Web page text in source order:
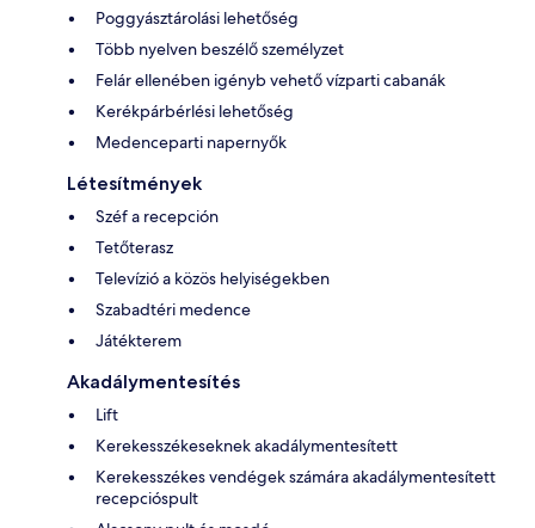
Poggyásztárolási lehetőség
Több nyelven beszélő személyzet
Felár ellenében igényb vehető vízparti cabanák
Kerékpárbérlési lehetőség
Medenceparti napernyők
Létesítmények
Széf a recepción
Tetőterasz
Televízió a közös helyiségekben
Szabadtéri medence
Játékterem
Akadálymentesítés
Lift
Kerekesszékeseknek akadálymentesített
Kerekesszékes vendégek számára akadálymentesített
recepcióspult